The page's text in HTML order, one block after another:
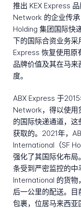
推出 KEX Express
Network 的企业传
Holding 集团国际快
下的国际合资业务采
Express 恢复使用原
品牌价值及其在马
度。
ABX Express 于
Network，得以使用
的国际快递通道，
获取的。2021年，
International（SF
强化了其国际化布
条受到严密监控的中
International 的货物
后一公里的配送。
包裹，位居马来西亚